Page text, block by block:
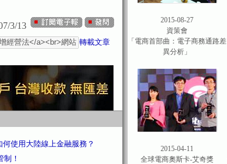
3/13
轉載文章
使用大陸線上金融服務？
！
2015-08-27
資策會
「電商首部曲：電子商務通路差
異分析」
2015-04-11
全球電商奧斯卡-艾奇獎